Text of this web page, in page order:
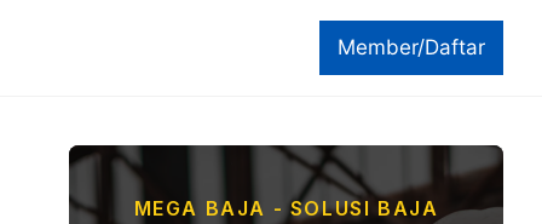
Member/Daftar
MEGA BAJA - SOLUSI BAJA